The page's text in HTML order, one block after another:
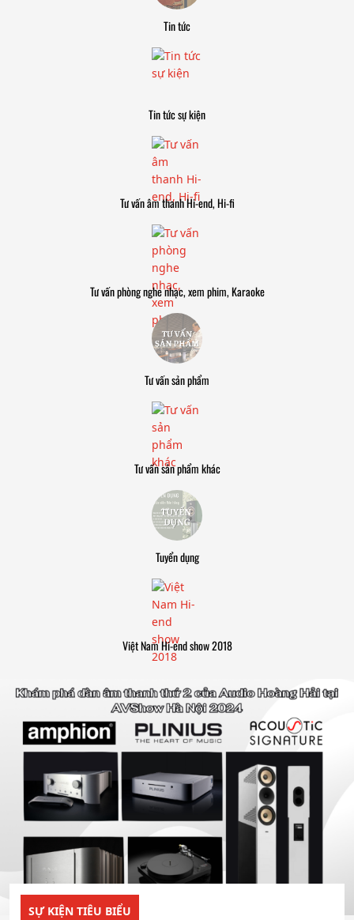
Tin tức
Tin tức sự kiện
Tư vấn âm thanh Hi-end, Hi-fi
Tư vấn phòng nghe nhạc, xem phim, Karaoke
Tư vấn sản phẩm
Tư vấn sản phẩm khác
Tuyển dụng
Việt Nam Hi-end show 2018
SỰ KIỆN TIÊU BIỂU